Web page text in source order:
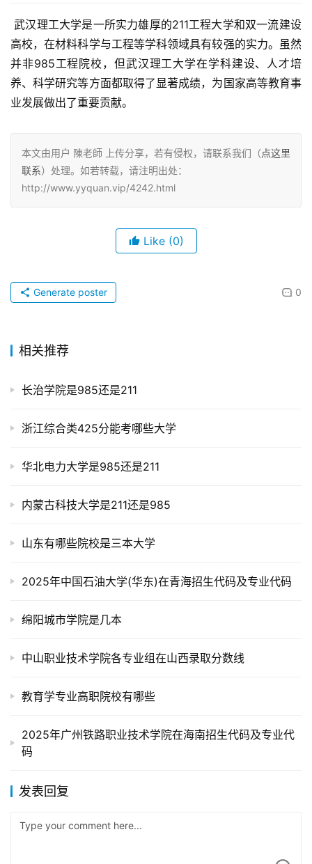
武汉理工大学是一所实力雄厚的211工程大学和双一流建设
高校，在材料科学与工程等学科领域具有较强的实力。虽然
并非985工程院校，但武汉理工大学在学科建设、人才培
养、科学研究等方面都取得了显著成绩，为国家高等教育事
业发展做出了重要贡献。
本文由用户 陳老師 上传分享，若有侵权，请联系我们（点这里
联系）处理。如若转载，请注明出处：
http://www.yyquan.vip/4242.html
Like (0)
0
Generate poster
相关推荐
长治学院是985还是211
浙江综合类425分能考哪些大学
华北电力大学是985还是211
内蒙古科技大学是211还是985
山东有哪些院校是三本大学
2025年中国石油大学(华东)在青海招生代码及专业代码
绵阳城市学院是几本
中山职业技术学院各专业组在山西录取分数线
教育学专业高职院校有哪些
2025年广州铁路职业技术学院在海南招生代码及专业代
码
发表回复